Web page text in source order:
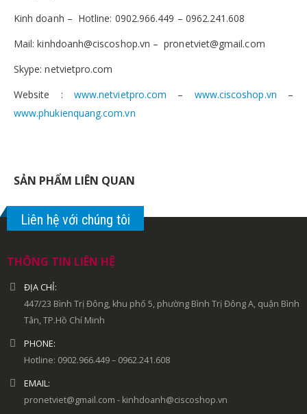
Kinh doanh – Hotline: 0902.966.449 – 0962.241.608
Mail: kinhdoanh@ciscoshop.vn – pronetviet@gmail.com
Skype: netvietpro.com
Website : www.netvietpro.com – www.ciscoshop.vn –
www.phukienquang.com.vn
SẢN PHẨM LIÊN QUAN
Liên hệ với chúng tôi
THÔNG TIN LIÊN HỆ
ĐỊA CHỈ:
447/23 Bình Trị Đông, khu phố 5, phường Bình Trị Đông A, quận Bình
Tân, TP.Hồ Chí Minh
PHONE:
Hotline: 0902.966.449 – 0962.241.608
EMAIL:
pronetviet@gmail.com - kinhdoanh@ciscoshop.vn